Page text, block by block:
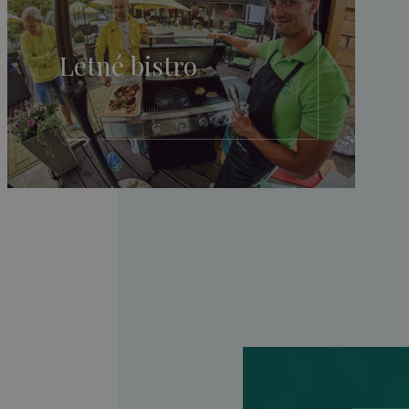
Letné bistro
Trojizbový apartmán XL s
spálňami a obývačkou